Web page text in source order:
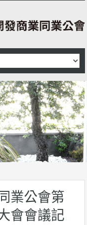
業公會第
會會議記